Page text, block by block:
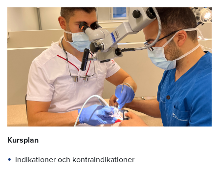
Kursplan
Indikationer och kontraindikationer